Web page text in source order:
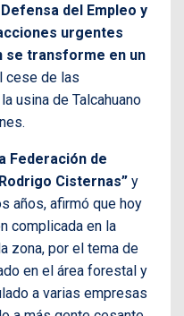
del Empleo y
urgentes
se transforme en un
cese de las
usina de Talcahuano
Federación de
Cisternas” y
años, afirmó que hoy
complicada en la
zona, por el tema de
en el área forestal y
a varias empresas